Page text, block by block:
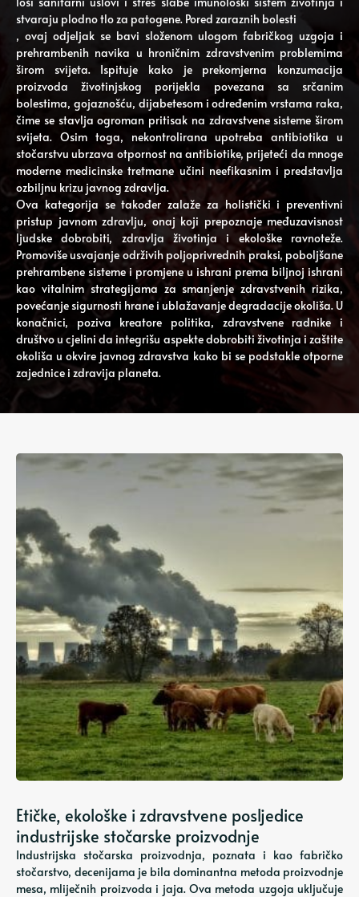
stvaraju plodno tlo za patogene. Pored zaraznih bolesti
, ovaj odjeljak se bavi složenom ulogom fabričkog uzgoja i
prehrambenih navika u hroničnim zdravstvenim problemima
širom svijeta. Ispituje kako je prekomjerna konzumacija
proizvoda životinjskog porijekla povezana sa srčanim
bolestima, gojaznošću, dijabetesom i određenim vrstama raka,
čime se stavlja ogroman pritisak na zdravstvene sisteme širom
svijeta. Osim toga, nekontrolirana upotreba antibiotika u
stočarstvu ubrzava otpornost na antibiotike, prijeteći da mnoge
moderne medicinske tretmane učini neefikasnim i predstavlja
ozbiljnu krizu javnog zdravlja.
Ova kategorija se također zalaže za holistički i preventivni
pristup javnom zdravlju, onaj koji prepoznaje međuzavisnost
ljudske dobrobiti, zdravlja životinja i ekološke ravnoteže.
Promoviše usvajanje održivih poljoprivrednih praksi, poboljšane
prehrambene sisteme i promjene u ishrani prema biljnoj ishrani
kao vitalnim strategijama za smanjenje zdravstvenih rizika,
povećanje sigurnosti hrane i ublažavanje degradacije okoliša. U
konačnici, poziva kreatore politika, zdravstvene radnike i
društvo u cjelini da integrišu aspekte dobrobiti životinja i zaštite
okoliša u okvire javnog zdravstva kako bi se podstakle otporne
zajednice i zdravija planeta.
Etičke, ekološke i zdravstvene posljedice
industrijske stočarske proizvodnje
Industrijska stočarska proizvodnja, poznata i kao fabričko
stočarstvo, decenijama je bila dominantna metoda proizvodnje
mesa, mliječnih proizvoda i jaja. Ova metoda uzgoja uključuje